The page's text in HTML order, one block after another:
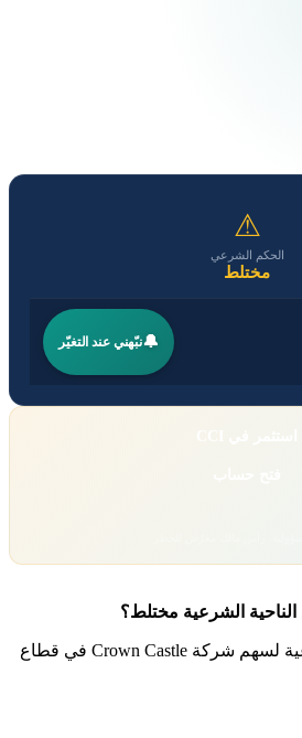
⚠
الحكم الشرعي
مختلط
🔔نبّهني عند التغيّر
تحليل شامل للحالة الشرعية لسهم شركة Crown Castle في قطاع